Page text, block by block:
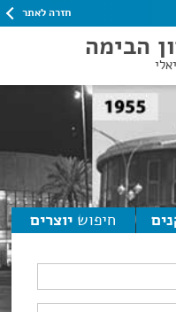
חזרה לאתר
הבימה
חיפוש יוצרים